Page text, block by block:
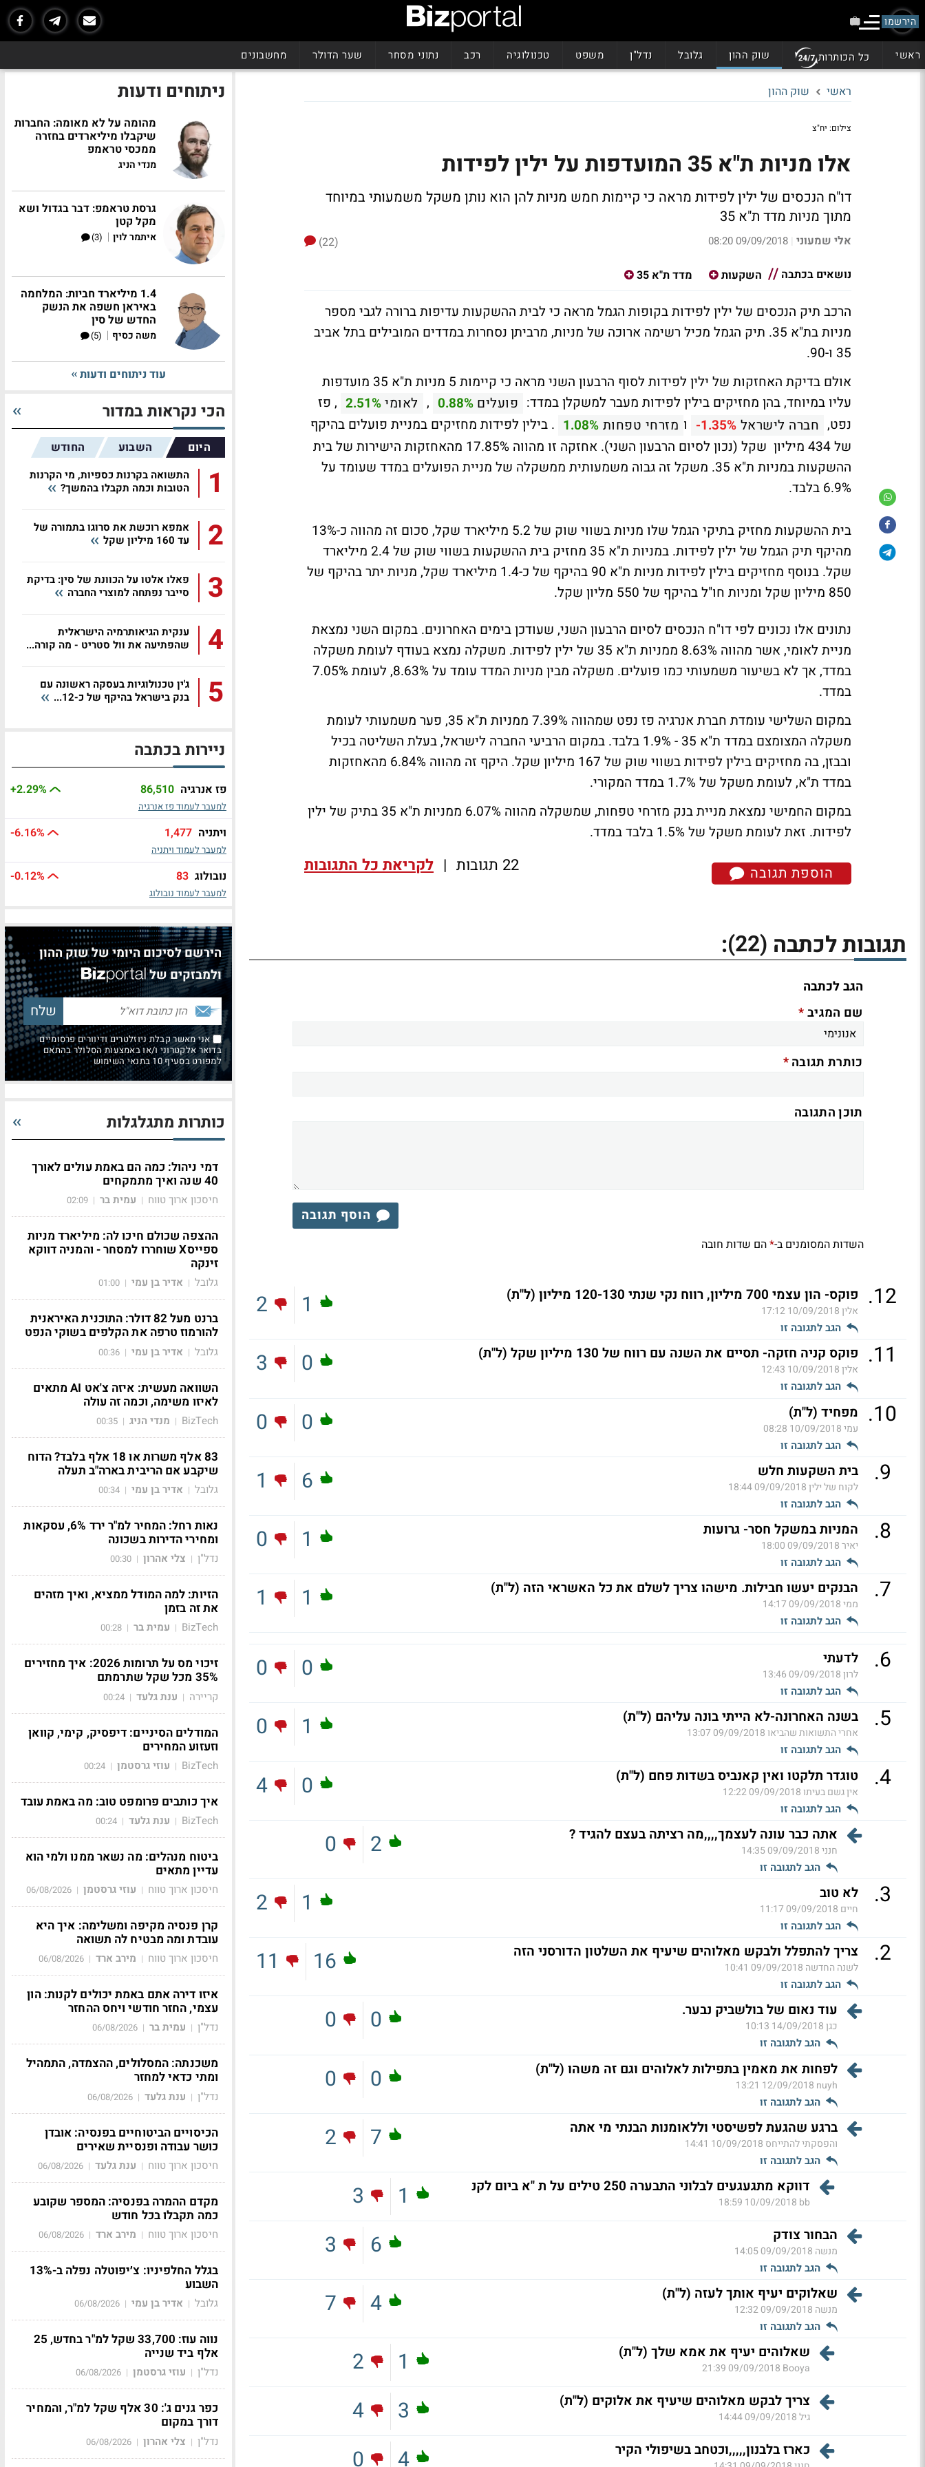
הירשמו
ראשי כל הכותרות שוק ההון גלובל נדל"ן משפט טכנולוגיה רכב נתוני מסחר שער הדולר מחשבונים
ראשי שוק ההון
צילום: יח"צ
אלו מניות ת"א 35 המועדפות על ילין לפידות
דו"ח הנכסים של ילין לפידות מראה כי קיימות חמש מניות להן הוא נותן משקל משמעותי במיוחד
מתוך מניות מדד ת"א 35
אלי שמעוני |
09/09/2018 08:20
(22)
נושאים בכתבה
השקעות מדד ת"א 35
הרכב תיק הנכסים של ילין לפידות בקופות הגמל מראה כי לבית ההשקעות עדיפות ברורה לגבי מספר
מניות בת"א 35. תיק הגמל מכיל רשימה ארוכה של מניות, מרביתן נסחרות במדדים המובילים בתל אביב
35 ו-90.
אולם בדיקת האחזקות של ילין לפידות לסוף הרבעון השני מראה כי קיימות 5 מניות ת"א 35 מועדפות
עליו במיוחד, בהן מחזיקים בילין לפידות מעבר למשקלן במדד: פועלים 0.88%
, לאומי2.51% , פז
נפט, חברה לישראל -1.35% ו מזרחי טפחות 1.08% . בילין לפידות מחזיקים במניית פועלים בהיקף
של 434 מיליון שקל (נכון לסיום הרבעון השני). אחזקה זו מהווה 17.85% מהאחזקות הישירות של בית
ההשקעות במניות ת"א 35. משקל זה גבוה משמעותית ממשקלה של מניית הפועלים במדד שעומד על
6.9% בלבד.
בית ההשקעות מחזיק בתיקי הגמל שלו מניות בשווי שוק של 5.2 מיליארד שקל, סכום זה מהווה כ-13%
מהיקף תיק הגמל של ילין לפידות. במניות ת"א 35 מחזיק בית ההשקעות בשווי שוק של 2.4 מיליארד
שקל. בנוסף מחזיקים בילין לפידות מניות ת"א 90 בהיקף של כ-1.4 מיליארד שקל, מניות יתר בהיקף של
850 מיליון שקל ומניות חו"ל בהיקף של 550 מליון שקל.
נתונים אלו נכונים לפי דו"ח הנכסים לסיום הרבעון השני, שעודכן בימים האחרונים. במקום השני נמצאת
מניית לאומי, אשר מהווה 8.63% ממניות ת"א 35 של ילין לפידות. משקלה נמצא בעודף לעומת משקלה
במדד, אך לא בשיעור משמעותי כמו פועלים. משקלה מבין מניות המדד עומד על 8.63%, לעומת 7.05%
במדד.
במקום השלישי עומדת חברת אנרגיה פז נפט שמהווה 7.39% ממניות ת"א 35, פער משמעותי לעומת
משקלה המצומצם במדד ת"א 35 - 1.9% בלבד. במקום הרביעי החברה לישראל, בעלת השליטה בכיל
ובבזן, בה מחזיקים בילין לפידות בשווי שוק של 167 מיליון שקל. היקף זה מהווה 6.84% מהאחזקות
במדד ת"א, לעומת משקל של 1.7% במדד המקורי.
במקום החמישי נמצאת מניית בנק מזרחי טפחות, שמשקלה מהווה 6.07% ממניות ת"א 35 בתיק של ילין
לפידות. זאת לעומת משקל של 1.5% בלבד במדד.
הוספת תגובה 22 תגובות | לקריאת כל התגובות
תגובות לכתבה (22)
:
הגב לכתבה
שם המגיב*
כותרת תגובה*
תוכן התגובה
הוסף תגובה
השדות המסומנים ב-*הם שדות חובה
12
. פוקס- הון עצמי 700 מיליון, רווח נקי שנתי 120-130 מיליון (ל"ת)
אלין10/09/2018 17:12
הגב לתגובה זו
1
2
11
. פוקס קניה חזקה- תסיים את השנה עם רווח של 130 מיליון שקל (ל"ת)
אלין10/09/2018 12:43
הגב לתגובה זו
0
3
10
. מפחיד (ל"ת)
עמי10/09/2018 08:28
הגב לתגובה זו
0
0
9
. בית השקעות חלש
לקוח של ילין09/09/2018 18:44
הגב לתגובה זו
6
1
8
. המניות במשקל חסר- גרועות
יאיר09/09/2018 18:00
הגב לתגובה זו
1
0
7
. הבנקים יעשו חבילות. מישהו צריך לשלם את כל האשראי הזה (ל"ת)
ממי09/09/2018 14:17
הגב לתגובה זו
1
1
6
. לדעתי
לרון09/09/2018 13:46
הגב לתגובה זו
0
0
5
. בשנה האחרונה-לא הייתי בונה עליהם (ל"ת)
אחרי התשואות שהביאו09/09/2018 13:07
הגב לתגובה זו
1
0
4
. טוגדר תלקטו ואין קאנביס בשדות פחם (ל"ת)
אין גשם בעיתו09/09/2018 12:22
הגב לתגובה זו
0
4
אתה כבר עונה לעצמך,,,,מה רציתה בעצם להגיד ?
חנני09/09/2018 14:35
הגב לתגובה זו
2
0
3
. לא טוב
חיים 09/09/2018 11:17
הגב לתגובה זו
1
2
2
. צריך להתפלל ולבקש מאלוהים שיעיף את השלטון הדורסני הזה
לשנה החדשה 09/09/2018 10:41
הגב לתגובה זו
16
11
עוד נאום של בולשביק נבער.
כגן14/09/2018 10:13
הגב לתגובה זו
0
0
לפחות את מאמין בתפילות לאלוהים וגם זה משהו (ל"ת)
nuyh
12/09/2018 13:21
הגב לתגובה זו
0
0
ברגע שהגעת לפשיסטי וללאומנות הבנתי מי אתה
והפסקתי להתייחס 10/09/2018 14:41
הגב לתגובה זו
7
2
דווקא מתגעגעים לבלוני התבערה 250 טילים על ת "א ביום לקנ
bb
10/09/2018 18:59
1
3
הבחור צודק
מנשה 09/09/2018 14:05
הגב לתגובה זו
6
3
שאלוקים יעיף אותך לעזה (ל"ת)
מנשה 09/09/2018 12:32
הגב לתגובה זו
4
7
שאלוהים יעיף את אמא שלך (ל"ת)
Booya
09/09/2018 21:39
1
2
צריך לבקש מאלוהים שיעיף את אלוקים (ל"ת)
גיל09/09/2018 14:44
3
4
כארז בלבנון,,,,,וכטחב בשיפולי הקיר 4
0
ניתוחים ודעות
מהומה על לא מאומה: החברות
שיקבלו מיליארדים בחזרה
ממכסי טראמפ
מנדי הניג
גרסת טראמפ: דבר בגדול ושא
מקל קטן
איתמר לוין |
(3)
1.4 מיליארד חביות: המלחמה
באיראן חשפה את הנשק
החדש של סין
משה כסיף |
(5)
עוד ניתוחים ודעות
הכי נקראות במדור
היום השבוע החודש
1
התשואה בקרנות כספיות, מי הקרנות
הטובות וכמה תקבלו בהמשך?
2
אמפא רוכשת את סרוגו בתמורה של
עד 160 מיליון שקל
3
פאלו אלטו על הכוונת של סין: בדיקת
סייבר נפתחה למוצרי החברה
4
ענקית הגיאותרמיה הישראלית
שהפתיעה את וול סטריט - מה קורה...
5
ג'ין טכנולוגיות בעסקה ראשונה עם
בנק בישראל בהיקף של כ-12...
ניירות בכתבה
פז אנרגיה 86,510
+2.29%
למעבר לעמוד פז אנרגיה
ויתניה 1,477
-6.16%
למעבר לעמוד ויתניה
נובולוג 83
-0.12%
למעבר לעמוד נובולוג
הירשם לסיכום היומי של שוק ההון
ולמבזקים של
אני מאשר קבלת ניוזלטרים ודיוורים פרסומיים
בדואר אלקטרוני ו/או באמצעות הסלולר בהתאם
למפורט בסעיף 10 בתנאי השימוש
כותרות מתגלגלות
דמי ניהול: כמה הם באמת עולים לאורך
40 שנה ואיך מתמקחים
חיסכון ארוך טווח | עמית בר |
02:09
ההצפה שכולם חיכו לה: מיליארד מניות
ספייסX שוחררו למסחר - והמניה דווקא
זינקה
גלובל | אדיר בן עמי |
01:00
ברנט מעל 82 דולר: התוכנית האיראנית
להורמוז טרפה את הקלפים בשוקי הנפט
גלובל | אדיר בן עמי |
00:36
השוואה מעשית: איזה צ'אט AI מתאים
לאיזו משימה, וכמה זה עולה
BizTech
| מנדי הניג |
00:35
83 אלף משרות או 18 אלף בלבד? הדוח
שיקבע אם הריבית בארה"ב תעלה
גלובל | אדיר בן עמי |
00:34
נאות רחל: המחיר למ"ר ירד 6%, עסקאות
ומחירי הדירות בשכונה
נדל"ן | צלי אהרון |
00:30
הזיות: למה המודל ממציא, ואיך מזהים
את זה בזמן
BizTech
| עמית בר |
00:28
זיכוי מס על תרומות 2026: איך מחזירים
35% מכל שקל שתרמתם
קריירה | ענת גלעד |
00:24
המודלים הסיניים: דיפסיק, קימי, קוואן
וזעזוע המחירים
BizTech
| עוזי גרסטמן |
00:24
איך כותבים פרומפט טוב: מה באמת עובד
BizTech
| ענת גלעד |
00:24
ביטוח מנהלים: מה נשאר ממנו ולמי הוא
עדיין מתאים
חיסכון ארוך טווח | עוזי גרסטמן |
06/08/2026
קרן פנסיה מקיפה ומשלימה: איך היא
עובדת ומה מבטיח לה תשואה
חיסכון ארוך טווח | מירב ארד |
06/08/2026
איזו דירה אתם באמת יכולים לקנות: הון
עצמי, החזר חודשי ויחס ההחזר
נדל"ן | עמית בר |
06/08/2026
משכנתה: המסלולים, ההצמדה, התמהיל
ומתי כדאי למחזר
נדל"ן | ענת גלעד |
06/08/2026
הכיסויים הביטוחיים בפנסיה: אובדן
כושר עבודה ופנסיית שאירים
חיסכון ארוך טווח | ענת גלעד |
06/08/2026
מקדם ההמרה בפנסיה: המספר שקובע
כמה תקבלו בכל חודש
חיסכון ארוך טווח | מירב ארד |
06/08/2026
בגלל החלפיניו: צ׳יפוטלה נפלה ב-13%
השבוע
גלובל | אדיר בן עמי |
06/08/2026
נווה עוז: 33,700 שקל למ"ר בחדש, 25
אלף ביד שנייה
נדל"ן | עוזי גרסטמן |
06/08/2026
כפר גנים ג': 30 אלף שקל למ"ר, והמחיר
דורך במקום
נדל"ן | צלי אהרון |
06/08/2026